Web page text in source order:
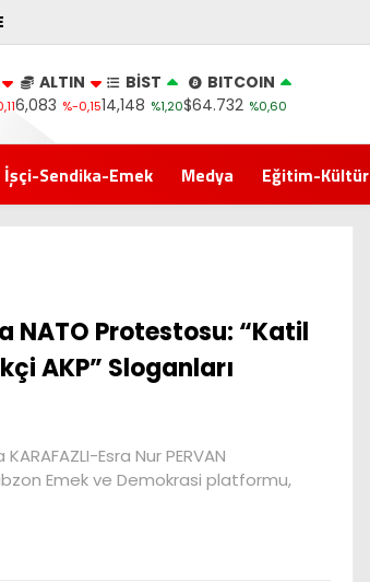
ALTIN
6,083 %-0,15
BİST
14,148 %1,20
BITCOIN
$64.732 %0,60
İşçi-Sendika-Emek Medya Eğitim-Kültür
NATO Protestosu: “Katil
AKP” Sloganları
Esra Nur PERVAN
Emek ve Demokrasi platformu,